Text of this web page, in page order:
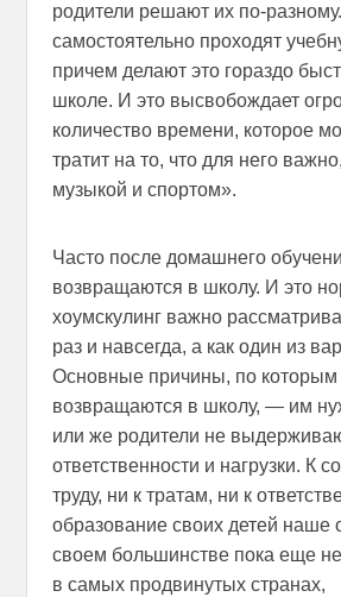
родители решают их по-
самостоятельно проходят
причем делают это гораздо
школе. И это высвобождает
количество времени, которое
тратит на то, что для него
музыкой и спортом».
Часто после домашнего
возвращаются в школу. И это
хоумскулинг важно
раз и навсегда, а как один из
Основные причины, по которым
возвращаются в школу, — им
или же родители не
ответственности и нагрузки. К
труду, ни к тратам, ни к
образование своих детей наше
своем большинстве пока еще
в самых продвинутых странах,